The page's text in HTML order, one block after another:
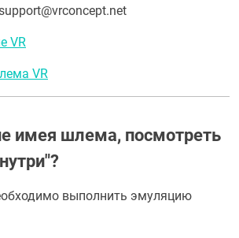
VR
VR
имея шлема, посмотреть
выполнить эмуляцию